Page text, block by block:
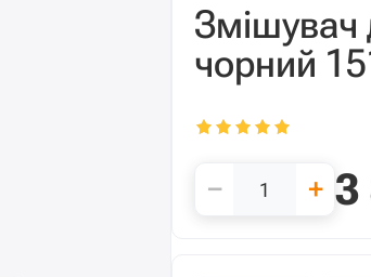
Змішувач
чорний
− + 3